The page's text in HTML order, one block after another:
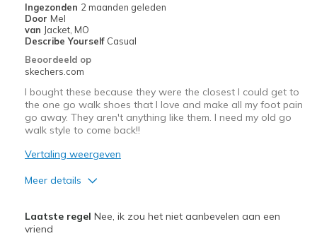
Width
Sizing
Feels true to size
View On Shoes
Ingezonden 2 maanden geleden
Door Mel
van Jacket, MO
Describe Yourself Casual
Beoordeeld op
skechers.com
I bought these because they were the closest I could get to
the one go walk shoes that I love and make all my foot pain
go away. They aren't anything like them. I need my old go
walk style to come back!!
Vertaling weergeven
Meer details
Attractive Design
Laatste regel Nee, ik zou het niet aanbevelen aan een
vriend